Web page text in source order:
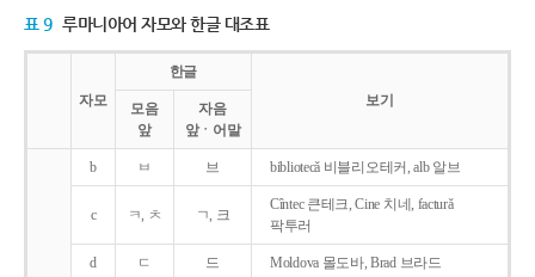
표 9 루마니아어 자모와 한글 대조표
자모
한글
보기
모음
앞
자음
앞ㆍ어말
b ㅂ 브 bibliotecǎ 비블리오테커, alb 알브
c ㅋ, ㅊ ㄱ, 크
Cîntec 큰테크, Cine 치네, facturǎ
팍투러
d ㄷ 드 Moldova 몰도바, Brad 브라드